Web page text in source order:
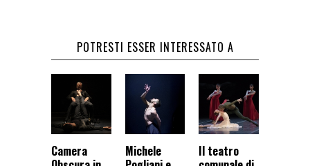
POTRESTI ESSER INTERESSATO A
Camera
Michele
Il teatro